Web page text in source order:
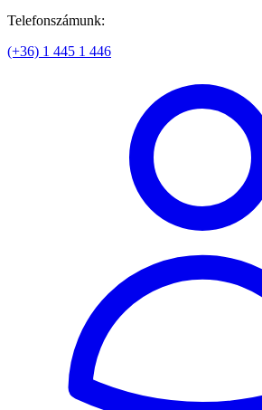
Telefonszámunk:
(+36) 1 445 1 446